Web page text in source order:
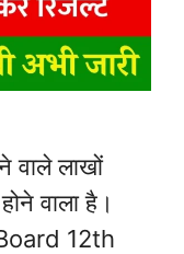
वाले लाखों
वाला है।
12th